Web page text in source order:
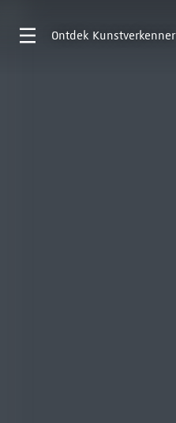
Ontdek Kunstverkenner